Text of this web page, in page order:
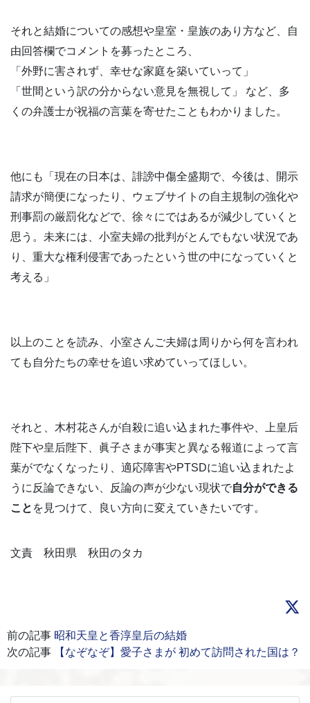
それと結婚についての感想や皇室・皇族のあり方など、自
由回答欄でコメントを募ったところ、
「外野に害されず、幸せな家庭を築いていって」
「世間という訳の分からない意見を無視して」 など、多
くの弁護士が祝福の言葉を寄せたこともわかりました。
他にも「現在の日本は、誹謗中傷全盛期で、今後は、開示
請求が簡便になったり、ウェブサイトの自主規制の強化や
刑事罰の厳罰化などで、徐々にではあるが減少していくと
思う。未来には、小室夫婦の批判がとんでもない状況であ
り、重大な権利侵害であったという世の中になっていくと
考える」
以上のことを読み、小室さんご夫婦は周りから何を言われ
ても自分たちの幸せを追い求めていってほしい。
それと、木村花さんが自殺に追い込まれた事件や、上皇后
陛下や皇后陛下、眞子さまが事実と異なる報道によって言
葉がでなくなったり、適応障害やPTSDに追い込まれたよ
うに反論できない、反論の声が少ない現状で自分ができる
こと を見つけて、良い方向に変えていきたいです。
文責 秋田県 秋田のタカ
前の記事 昭和天皇と香淳皇后の結婚
次の記事
【なぞなぞ】愛子さまが 初めて訪問された国は？